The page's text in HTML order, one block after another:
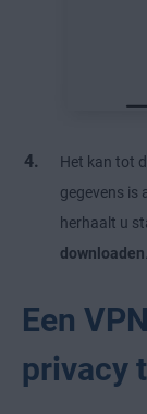
Het kan tot
gegevens is
herhaalt u
downloaden
Een
privacy